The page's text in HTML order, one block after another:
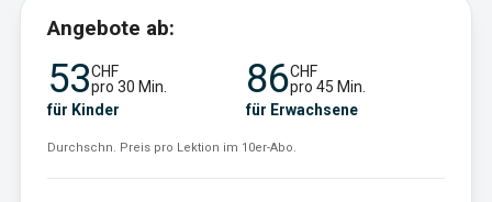
Angebote ab:
53CHF
pro 30 Min.
für Kinder
86CHF
pro 45 Min.
für Erwachsene
Durchschn. Preis pro Lektion im 10er-Abo.